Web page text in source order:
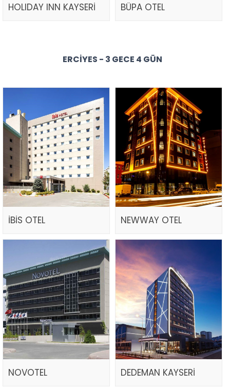
HOLIDAY INN KAYSERİ BÜPA OTEL
ERCIYES - 3 GECE 4 GÜN
İBİS OTEL NEWWAY OTEL
NOVOTEL DEDEMAN KAYSERİ